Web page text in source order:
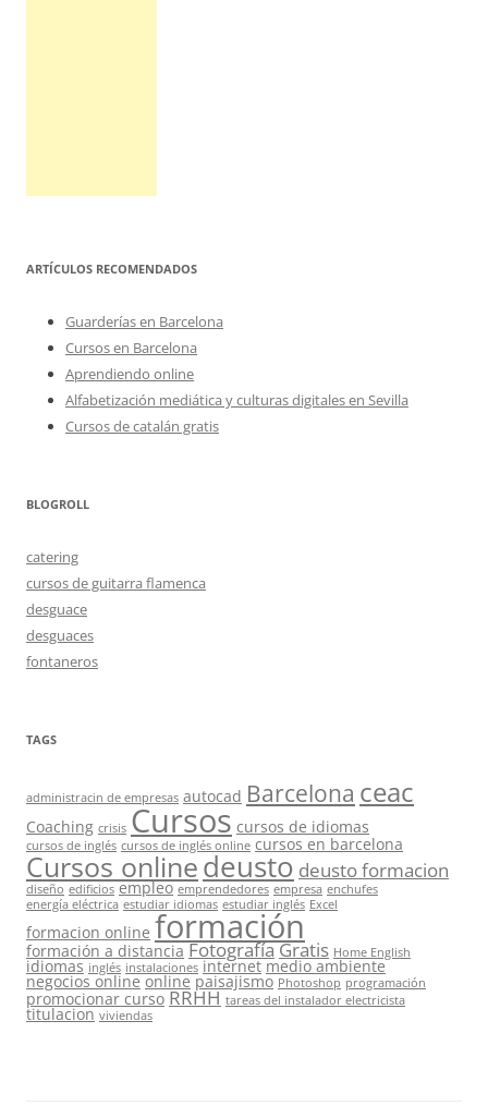
ARTÍCULOS RECOMENDADOS
Guarderías en Barcelona
Cursos en Barcelona
Aprendiendo online
Alfabetización mediática y culturas digitales en Sevilla
Cursos de catalán gratis
BLOGROLL
catering
cursos de guitarra flamenca
desguace
desguaces
fontaneros
TAGS
administracin de empresas autocad Barcelona ceac
Coaching crisis Cursos cursos de idiomas
cursos de inglés cursos de inglés online cursos en barcelona
Cursos onlinedeusto deusto formacion
diseño edificios empleo emprendedores empresa enchufes
energía eléctrica estudiar idiomas estudiar inglés Excel
formacion online formación
formación a distancia FotografíaGratis Home English
idiomas inglés instalaciones internet medio ambiente
negocios online online paisajismo Photoshop programación
promocionar curso RRHH tareas del instalador electricista
titulacion viviendas